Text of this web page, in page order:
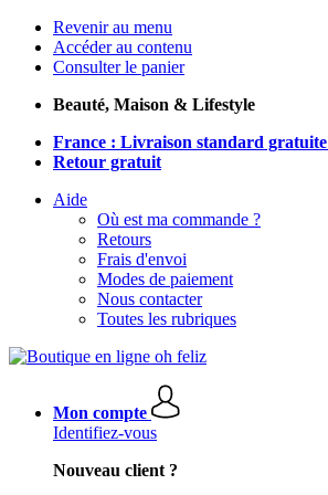
Revenir au menu
Accéder au contenu
Consulter le panier
Beauté, Maison & Lifestyle
France : Livraison standard gratuite
Retour gratuit
Aide
Où est ma commande ?
Retours
Frais d'envoi
Modes de paiement
Nous contacter
Toutes les rubriques
Mon compte
Identifiez-vous
Nouveau client ?